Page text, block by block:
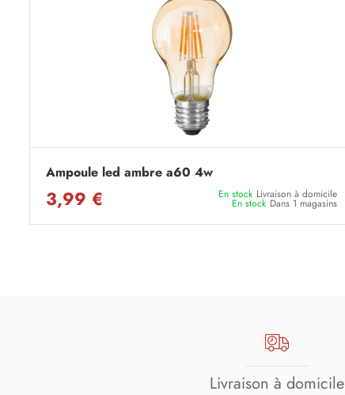
Ampoule led ambre a60 4w
3,99 € En stock Livraison à domicile
En stock Dans 1 magasins
Livraison à domicile